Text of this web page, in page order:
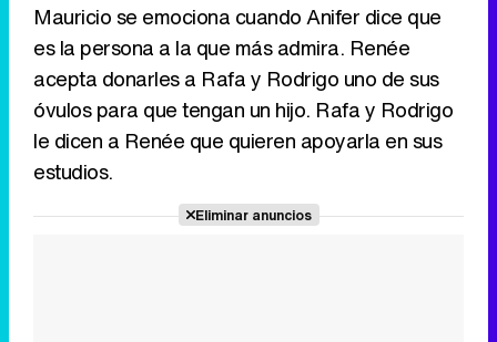
Mauricio se emociona cuando Anifer dice que
es la persona a la que más admira. Renée
acepta donarles a Rafa y Rodrigo uno de sus
óvulos para que tengan un hijo. Rafa y Rodrigo
le dicen a Renée que quieren apoyarla en sus
estudios.
Eliminar anuncios